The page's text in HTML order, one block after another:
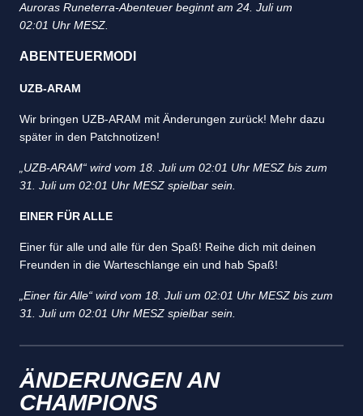
Auroras Runeterra-Abenteuer beginnt am 24. Juli um
02:01 Uhr MESZ.
ABENTEUERMODI
UZB-ARAM
Wir bringen UZB-ARAM mit Änderungen zurück! Mehr dazu
später in den Patchnotizen!
„UZB-ARAM“ wird vom 18. Juli um 02:01 Uhr MESZ bis zum
31. Juli um 02:01 Uhr MESZ spielbar sein.
EINER FÜR ALLE
Einer für alle und alle für den Spaß! Reihe dich mit deinen
Freunden in die Warteschlange ein und hab Spaß!
„Einer für Alle“ wird vom 18. Juli um 02:01 Uhr MESZ bis zum
31. Juli um 02:01 Uhr MESZ spielbar sein.
ÄNDERUNGEN AN
CHAMPIONS